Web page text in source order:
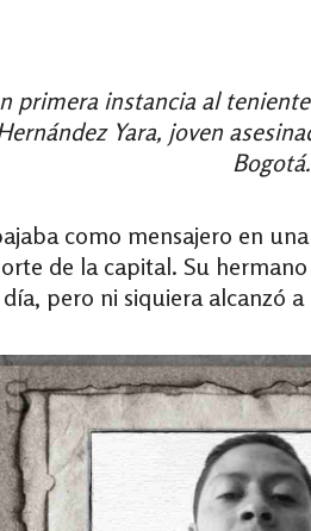
primera instancia al
Yara, joven
Bogotá.
como mensajero en
de la capital. Su
pero ni siquiera alcanzó